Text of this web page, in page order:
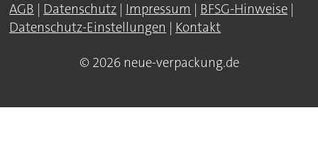
AGB | Datenschutz | Impressum | BFSG-Hinweise |
Datenschutz-Einstellungen | Kontakt
© 2026 neue-verpackung.de